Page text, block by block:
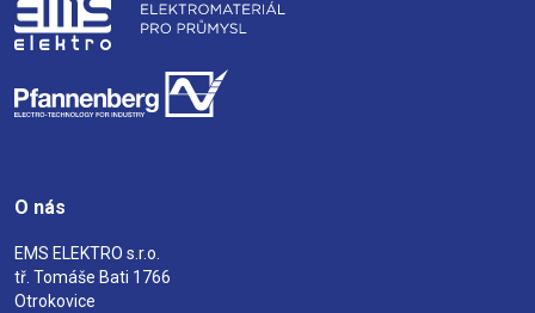
O nás
EMS ELEKTRO s.r.o.
tř. Tomáše Bati 1766
Otrokovice